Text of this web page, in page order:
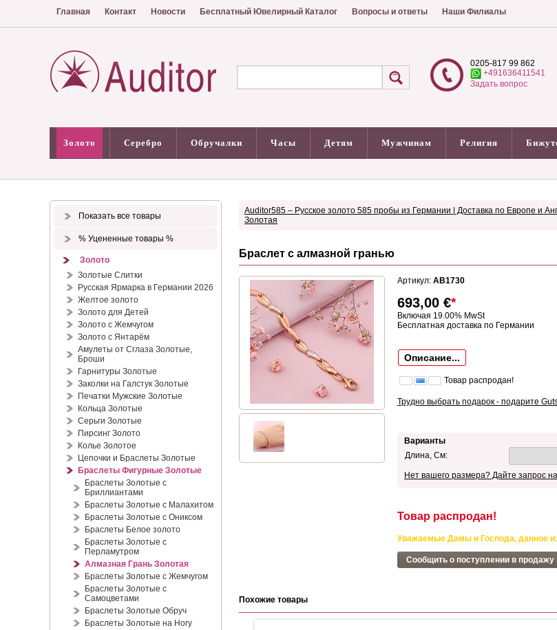
Главная Контакт Новости Бесплатный Ювелирный Каталог Вопросы и ответы Наши Филиалы
0205-817 99 862
+491636411541
Задать вопрос
Золото Серебро Обручалки Часы Детям Мужчинам Религия
Показать все товары
% Уцененные товары %
Золото
Золотые Слитки
Русская Ярмарка в Германии 2026
Желтое золото
Золото для Детей
Золото с Жемчугом
Золото с Янтарём
Амулеты от Сглаза Золотые,
Броши
Гарнитуры Золотые
Заколки на Галстук Золотые
Печатки Мужские Золотые
Кольца Золотые
Серьги Золотые
Пирсинг Золото
Колье Золотое
Цепочки и Браслеты Золотые
Браслеты Фигурные Золотые
Браслеты Золотые с
Бриллиантами
Браслеты Золотые с Малахитом
Браслеты Золотые с Ониксом
Браслеты Белое золото
Браслеты Золотые с
Перламутром
Алмазная Грань Золотая
Браслеты Золотые с Жемчугом
Браслеты Золотые с
Самоцветами
Браслеты Золотые Обруч
Браслеты Золотые на Ногу
Auditor585 – Русское золото 585 пробы из Германии | Доставка по Европе и
Золотая
Браслет с алмазной гранью
Артикул: AB1730
693,00 €*
Включая 19.00% MwSt
Бесплатная доставка по Германии
Описание...
Товар распродан!
Трудно выбрать подарок - подарите
Варианты
Длина, См:
Нет вашего размера? Дайте запрос
Товар распродан!
Уважаемые Дамы и Господа, данное
Сообщить о поступлении в продажу
Похожие товары